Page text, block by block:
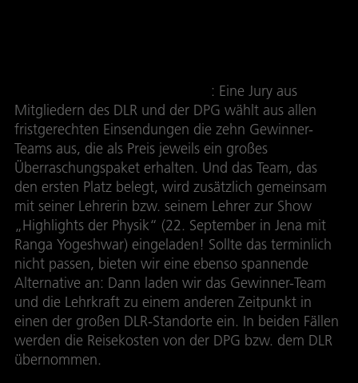
: Eine Jury aus
Mitgliedern des DLR und der DPG wählt aus allen
fristgerechten Einsendungen die zehn Gewinner-
Teams aus, die als Preis jeweils ein großes
Überraschungspaket erhalten. Und das Team, das
den ersten Platz belegt, wird zusätzlich gemeinsam
mit seiner Lehrerin bzw. seinem Lehrer zur Show
„Highlights der Physik“ (22. September in Jena mit
Ranga Yogeshwar) eingeladen! Sollte das terminlich
nicht passen, bieten wir eine ebenso spannende
Alternative an: Dann laden wir das Gewinner-Team
und die Lehrkraft zu einem anderen Zeitpunkt in
einen der großen DLR-Standorte ein. In beiden Fällen
werden die Reisekosten von der DPG bzw. dem DLR
übernommen.